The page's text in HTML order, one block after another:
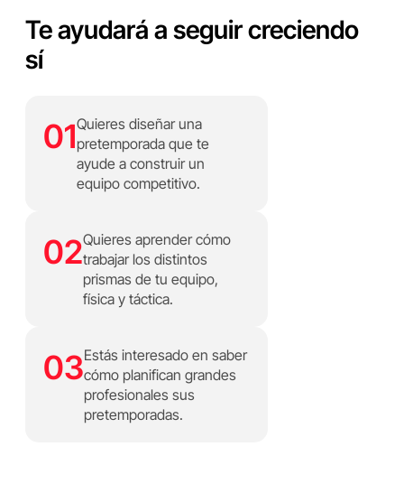
Te ayudará a seguir creciendo
sí
01Quieres diseñar una
pretemporada que te
ayude a construir un
equipo competitivo.
02Quieres aprender cómo
trabajar los distintos
prismas de tu equipo,
física y táctica.
03Estás interesado en saber
cómo planifican grandes
profesionales sus
pretemporadas.